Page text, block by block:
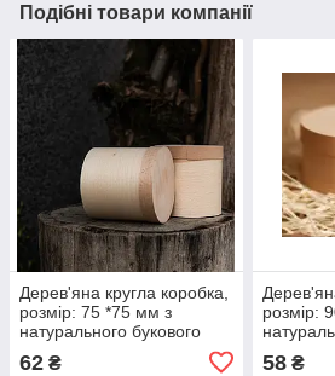
Подібні товари компанії
Дерев'яна кругла коробка,
розмір: 75 *75 мм з
натурального букового
62 ₴
розмір:
58₴